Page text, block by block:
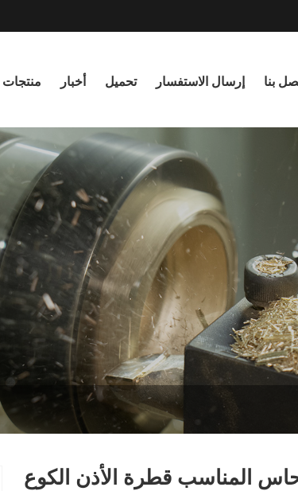
منتجات أخبار تحميل إرسال الاستفسار بنا
المناسب قطرة الأذن الكوع